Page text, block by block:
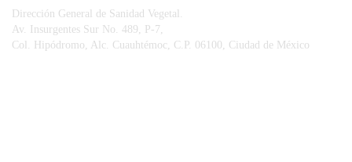
Dirección General de Sanidad Vegetal.
Av. Insurgentes Sur No. 489, P-7,
Col. Hipódromo, Alc. Cuauhtémoc, C.P. 06100, Ciudad de México